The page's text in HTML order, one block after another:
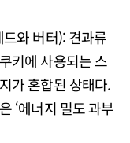
와 버터): 견과류
키에 사용되는 스
가 혼합된 상태다.
‘에너지 밀도 과부